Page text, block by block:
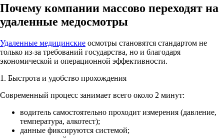
Почему компании массово переходят на
удаленные медосмотры
Удаленные медицинские осмотры становятся стандартом не
только из-за требований государства, но и благодаря
экономической и операционной эффективности.
1. Быстрота и удобство прохождения
Современный процесс занимает всего около 2 минут:
водитель самостоятельно проходит измерения (давление,
температура, алкотест);
данные фиксируются системой;